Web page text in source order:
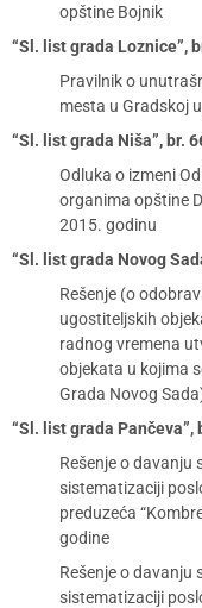
opštine Bojnik
“Sl. list grada Loznice”,
Pravilnik o
mesta u Gradskoj
“Sl. list grada Niša”, br.
Odluka o izmeni
organima opštine
2015. godinu
“Sl. list grada Novog
Rešenje (o
ugostiteljskih
radnog vremena
objekata u kojima
Grada Novog
“Sl. list grada
Rešenje o davanju
sistematizaciji
preduzeća
godine
Rešenje o davanju
sistematizaciji